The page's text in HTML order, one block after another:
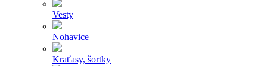
Vesty
Nohavice
Kraťasy, šortky